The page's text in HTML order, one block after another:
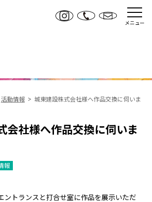
メニュー
活動情報 城東建設株式会社様へ作品交換に伺いまし
会社様へ作品交換に伺いま
報
ントランスと打合せ室に作品を展示いただ